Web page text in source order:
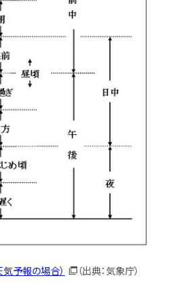
予報の場合） （出典：気象庁）